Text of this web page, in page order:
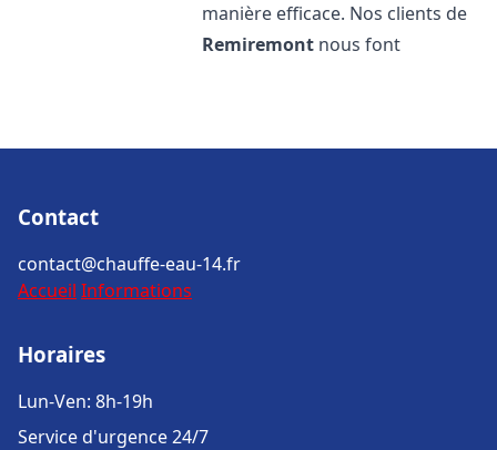
manière efficace. Nos clients de
Remiremont nous font
Contact
contact@chauffe-eau-14.fr
Accueil Informations
Horaires
Lun-Ven: 8h-19h
Service d'urgence 24/7